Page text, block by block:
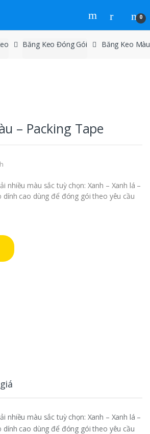
0
Băng Keo Đóng Gói Băng Keo
– Packing Tape
nhiều màu sắc tuỳ chọn: Xanh – Xanh lá –
cao dùng để đóng gói theo yêu cầu
nhiều màu sắc tuỳ chọn: Xanh – Xanh lá –
cao dùng để đóng gói theo yêu cầu